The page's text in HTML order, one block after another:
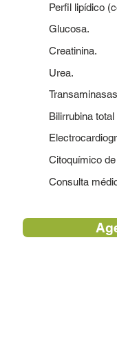
Perfil lipídico
Glucosa.
Creatinina.
Urea.
Bilirrubina
Citoquímico
Consulta